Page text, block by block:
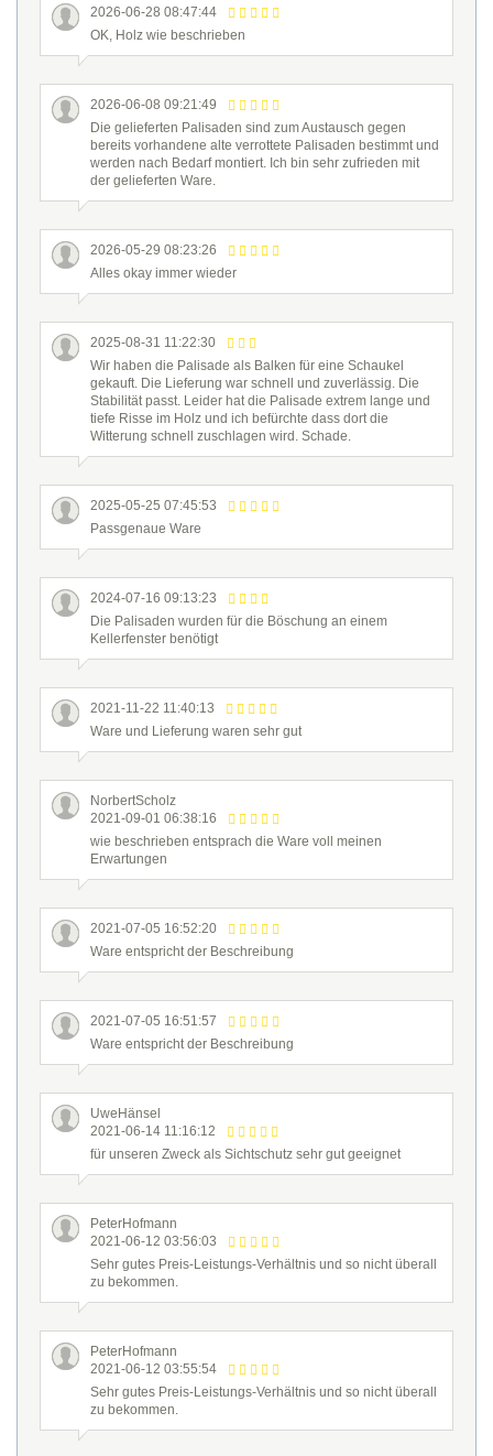
2026-06-28 08:47:44
OK, Holz wie beschrieben
2026-06-08 09:21:49
Die gelieferten Palisaden sind zum Austausch gegen
bereits vorhandene alte verrottete Palisaden bestimmt und
werden nach Bedarf montiert. Ich bin sehr zufrieden mit
der gelieferten Ware.
2026-05-29 08:23:26
Alles okay immer wieder
2025-08-31 11:22:30
Wir haben die Palisade als Balken für eine Schaukel
gekauft. Die Lieferung war schnell und zuverlässig. Die
Stabilität passt. Leider hat die Palisade extrem lange und
tiefe Risse im Holz und ich befürchte dass dort die
Witterung schnell zuschlagen wird. Schade.
2025-05-25 07:45:53
Passgenaue Ware
2024-07-16 09:13:23
Die Palisaden wurden für die Böschung an einem
Kellerfenster benötigt
2021-11-22 11:40:13
Ware und Lieferung waren sehr gut
NorbertScholz
2021-09-01 06:38:16
wie beschrieben entsprach die Ware voll meinen
Erwartungen
2021-07-05 16:52:20
Ware entspricht der Beschreibung
2021-07-05 16:51:57
Ware entspricht der Beschreibung
UweHänsel
2021-06-14 11:16:12
für unseren Zweck als Sichtschutz sehr gut geeignet
PeterHofmann
2021-06-12 03:56:03
Sehr gutes Preis-Leistungs-Verhältnis und so nicht überall
zu bekommen.
PeterHofmann
2021-06-12 03:55:54
Sehr gutes Preis-Leistungs-Verhältnis und so nicht überall
zu bekommen.